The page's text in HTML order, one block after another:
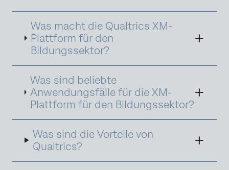
Feedback genau zu erfassen, zu verstehen,
was Stakeholder sagen und dann
Maßnahmen zu ergreifen, um die Erfahrungen
zu schaffen, die die Stakeholder erwarten.
Indem Sie Problembereiche, Vorlieben und
Erwartungen verstehen und adressieren,
können Sie die Zufriedenheit, Loyalität,
Was macht die Qualtrics XM-
Plattform für den
Bildungssektor?
Was sind beliebte
Anwendungsfälle für die XM-
Plattform für den Bildungssektor?
Was sind die Vorteile von
Qualtrics?